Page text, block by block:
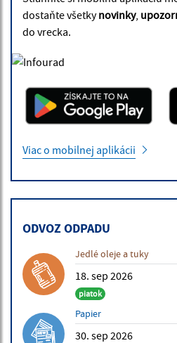
dostaňte všetkynovinky,
do vrecka.
Viac o mobilnej aplikácii
ODVOZ ODPADU
Jedlé oleje a tuky
18. sep 2026
piatok
Papier
30. sep 2026